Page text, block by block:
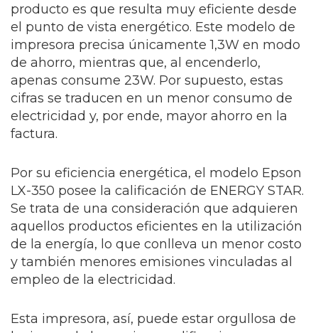
producto es que resulta muy eficiente desde
el punto de vista energético. Este modelo de
impresora precisa únicamente 1,3W en modo
de ahorro, mientras que, al encenderlo,
apenas consume 23W. Por supuesto, estas
cifras se traducen en un menor consumo de
electricidad y, por ende, mayor ahorro en la
factura.
Por su eficiencia energética, el modelo Epson
LX-350 posee la calificación de ENERGY STAR.
Se trata de una consideración que adquieren
aquellos productos eficientes en la utilización
de la energía, lo que conlleva un menor costo
y también menores emisiones vinculadas al
empleo de la electricidad.
Esta impresora, así, puede estar orgullosa de